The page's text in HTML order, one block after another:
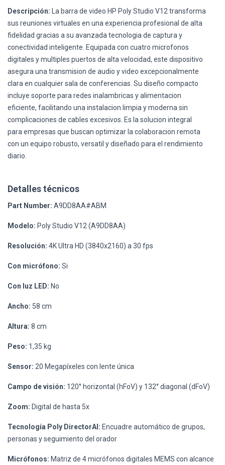
Descripción: La barra de video HP Poly Studio V12 transforma
sus reuniones virtuales en una experiencia profesional de alta
fidelidad gracias a su avanzada tecnologia de captura y
conectividad inteligente. Equipada con cuatro microfonos
digitales y multiples puertos de alta velocidad, este dispositivo
asegura una transmision de audio y video excepcionalmente
clara en cualquier sala de conferencias. Su diseño compacto
incluye soporte para redes inalambricas y alimentacion
eficiente, facilitando una instalacion limpia y moderna sin
complicaciones de cables excesivos. Es la solucion integral
para empresas que buscan optimizar la colaboracion remota
con un equipo robusto, versatil y diseñado para el rendimiento
diario.
Detalles técnicos
Part Number: A9DD8AA#ABM
Modelo: Poly Studio V12 (A9DD8AA)
Resolución: 4K Ultra HD (3840x2160) a 30 fps
Con micrófono: Si
Con luz LED: No
Ancho: 58 cm
Altura: 8 cm
Peso: 1,35 kg
Sensor: 20 Megapíxeles con lente única
Campo de visión: 120° horizontal (hFoV) y 132° diagonal (dFoV)
Zoom: Digital de hasta 5x
Tecnología Poly DirectorAI: Encuadre automático de grupos,
personas y seguimiento del orador
Micrófonos: Matriz de 4 micrófonos digitales MEMS con alcance